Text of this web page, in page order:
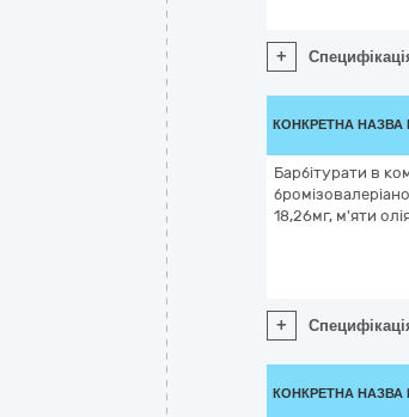
+
КОНКРЕТНА НАЗВА
Барбітурати в
18,26мг, м'яти
+
КОНКРЕТНА НАЗВА